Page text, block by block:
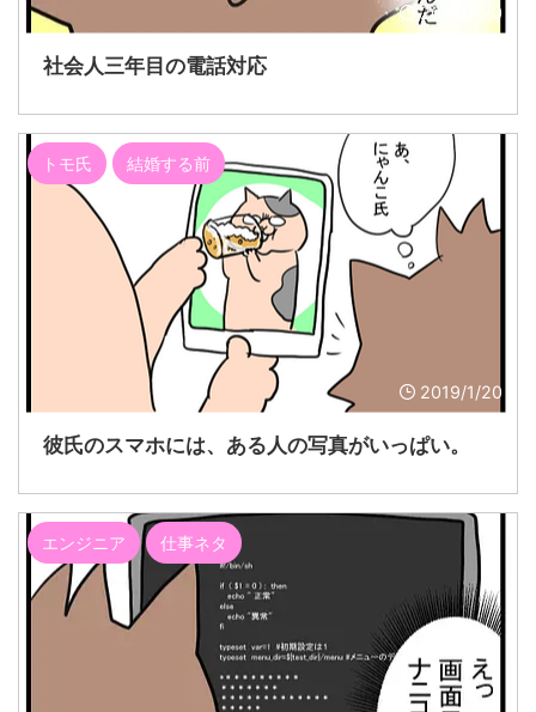
2019/1/20
社会人三年目の電話対応
2019/1/20
トモ氏 結婚する前
彼氏のスマホには、ある人の写真がいっぱい。
エンジニア 仕事ネタ